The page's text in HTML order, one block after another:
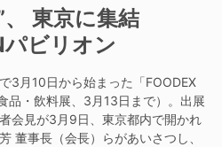
、 東京に集結
ビリオン
3月10日から始まった「FOODEX
品・飲料展、3月13日まで）。出展
会見が3月9日、東京都内で開かれ
董事長（会長）らがあいさつし、